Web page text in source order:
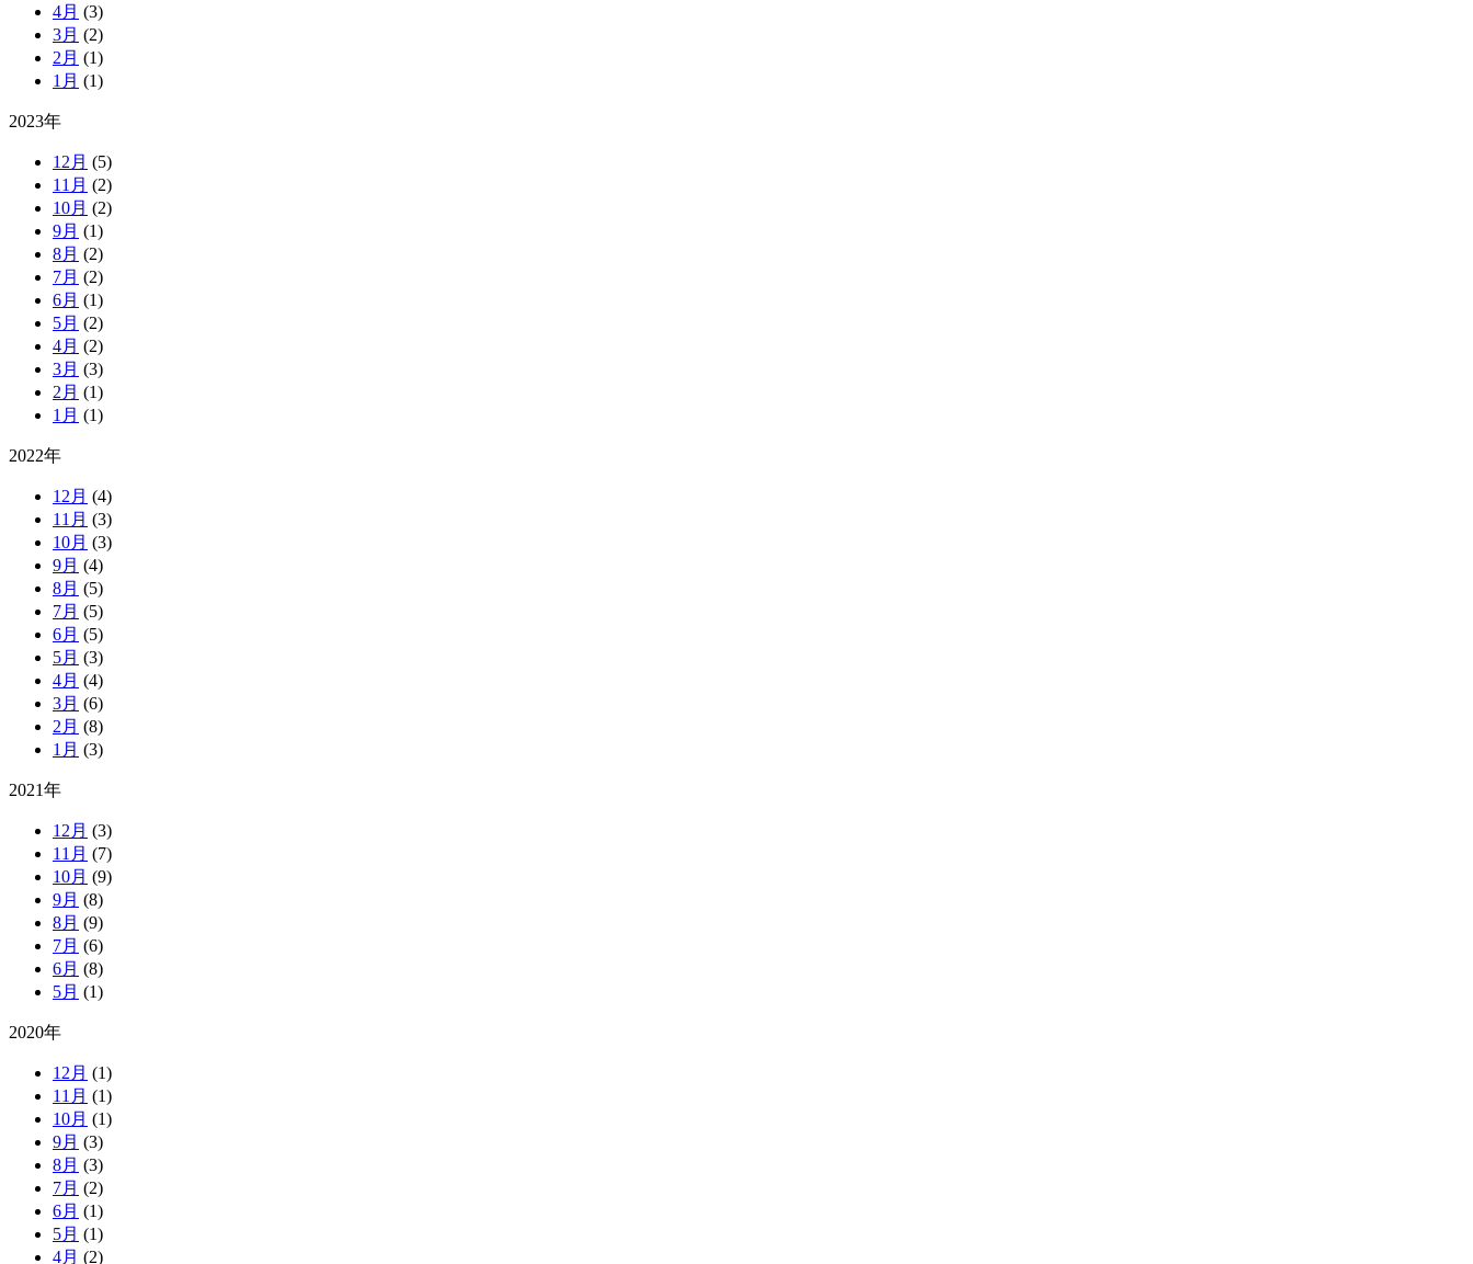
4月 (3)
3月 (2)
2月 (1)
1月 (1)
2023年
12月 (5)
11月 (2)
10月 (2)
9月 (1)
8月 (2)
7月 (2)
6月 (1)
5月 (2)
4月 (2)
3月 (3)
2月 (1)
1月 (1)
2022年
12月 (4)
11月 (3)
10月 (3)
9月 (4)
8月 (5)
7月 (5)
6月 (5)
5月 (3)
4月 (4)
3月 (6)
2月 (8)
1月 (3)
2021年
12月 (3)
11月 (7)
10月 (9)
9月 (8)
8月 (9)
7月 (6)
6月 (8)
5月 (1)
2020年
12月 (1)
11月 (1)
10月 (1)
9月 (3)
8月 (3)
7月 (2)
6月 (1)
5月 (1)
4月 (2)